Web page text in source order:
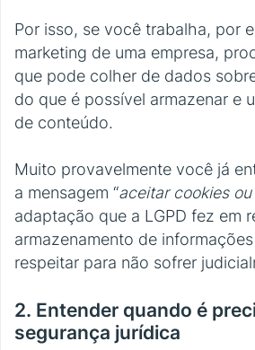
Por isso, se você trabalha, por
marketing de uma empresa,
que pode colher de dados
do que é possível armazenar e
de conteúdo.
Muito provavelmente você já
a mensagem “aceitar cookies ou
adaptação que a LGPD fez em
armazenamento de
respeitar para não sofrer
2. Entender quando é
segurança jurídica